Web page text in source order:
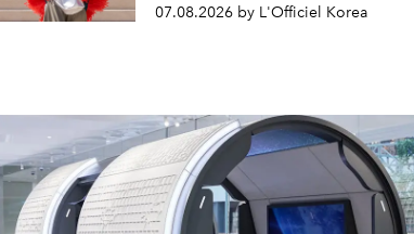
07.08.2026 by L'Officiel Korea